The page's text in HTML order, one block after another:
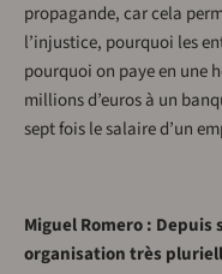
propagande, car cela
l’injustice, pourquoi les
pourquoi on paye en une
millions d’euros à un
sept fois le salaire d’un
Miguel Romero :
organisation très